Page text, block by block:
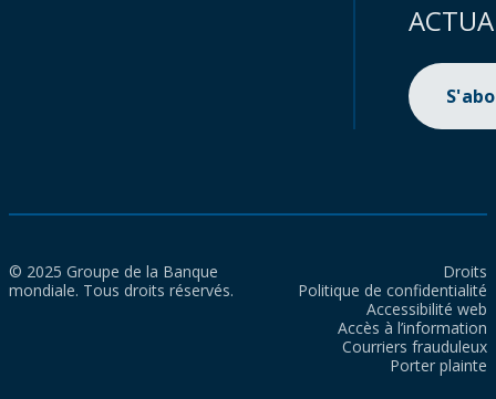
© 2025 Groupe de la Banque
mondiale. Tous droits réservés.
Droits
Politique de confidentialité
Accessibilité web
Accès à l’information
Courriers frauduleux
Porter plainte